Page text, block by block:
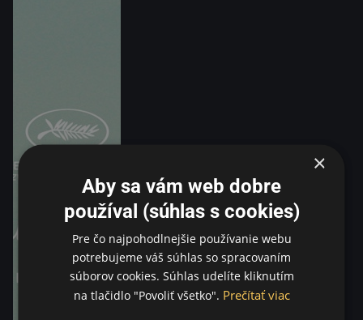
×
Aby sa vám web dobre
používal (súhlas s cookies)
Pre čo najpohodlnejšie používanie webu
potrebujeme váš súhlas so spracovaním
súborov cookies. Súhlas udelíte kliknutím
na tlačidlo "Povoliť všetko". Prečítať viac